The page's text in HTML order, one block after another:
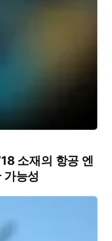
소재의 항공 엔
가능성